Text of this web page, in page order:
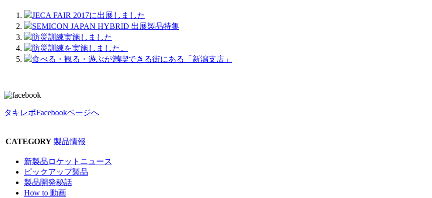
JECA FAIR 2017に出展しました
SEMICON JAPAN HYBRID 出展製品特集
防災訓練実施しました
防災訓練を実施しました。
食べる・観る・遊ぶが満喫できる街にある「新潟支店」
タキレポFacebookページへ
CATEGORY 製品情報
新製品ロケットニュース
ピックアップ製品
製品開発秘話
How to 動画